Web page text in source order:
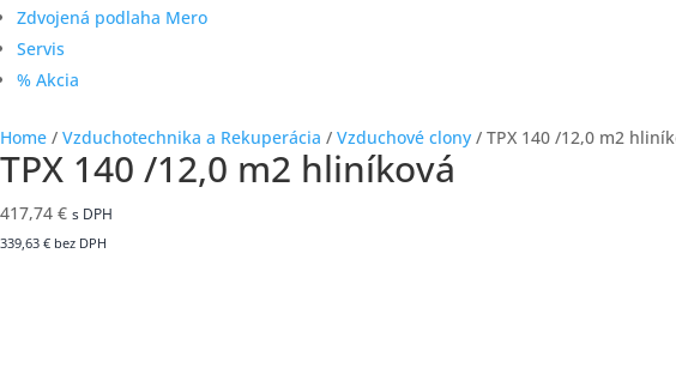
Zdvojená podlaha Mero
Servis
% Akcia
Home / Vzduchotechnika a Rekuperácia / Vzduchové clony / TPX 140 /12,0 m2
TPX 140 /12,0 m2 hliníková
417,74 € s DPH
339,63 € bez DPH